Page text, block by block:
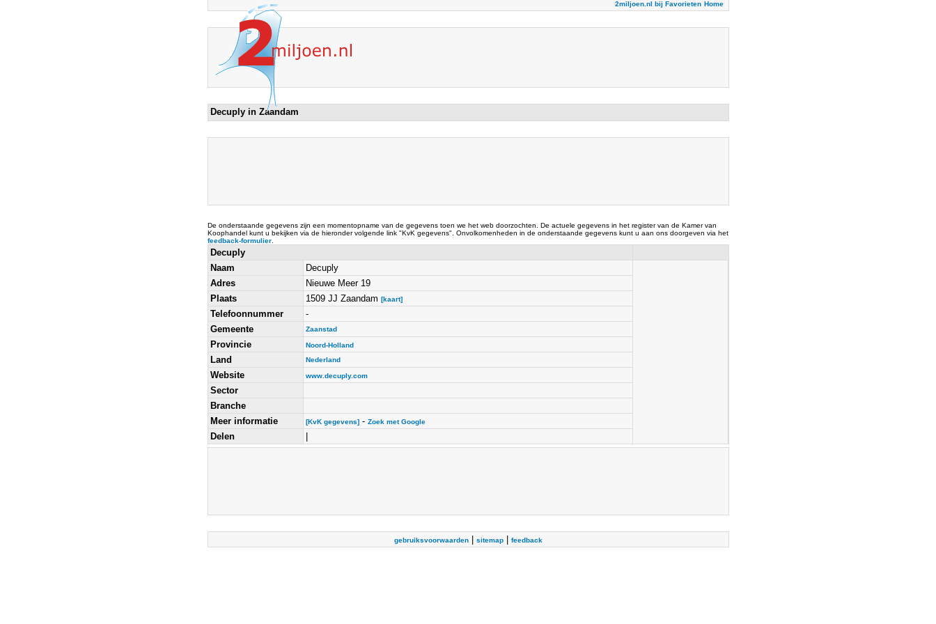
2miljoen.nl bij Favorieten Home
Decuply in Zaandam
De onderstaande gegevens zijn een momentopname van de gegevens toen we het web doorzochten. De actuele gegevens in het register van de Kamer van
Koophandel kunt u bekijken via de hieronder volgende link "KvK gegevens". Onvolkomenheden in de onderstaande gegevens kunt u aan ons doorgeven via het
feedback-formulier.
Decuply
Naam
Decuply
Adres
Nieuwe Meer 19
Plaats
1509 JJ Zaandam [kaart]
Telefoonnummer
-
Gemeente
Zaanstad
Provincie Noord-Holland
Land Nederland
Website www.decuply.com
Sector
Branche
Meer informatie
[KvK gegevens]- Zoek met Google
Delen
gebruiksvoorwaarden| sitemap| feedback